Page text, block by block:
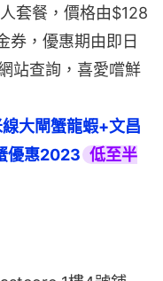
套餐，價格由$128
券，優惠期由即日
站查詢，喜愛嚐鮮
大閘蟹龍蝦+文昌
優惠2023 低至半